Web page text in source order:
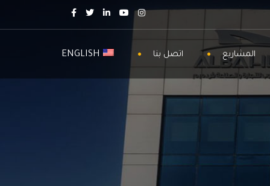
المشاريع اتصل بنا ENGLISH